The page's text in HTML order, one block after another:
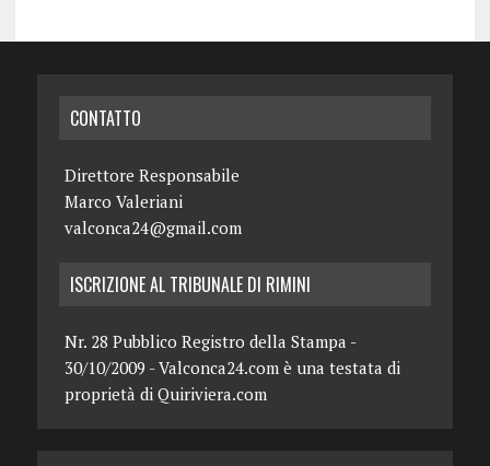
CONTATTO
Direttore Responsabile
Marco Valeriani
valconca24@gmail.com
ISCRIZIONE AL TRIBUNALE DI RIMINI
Nr. 28 Pubblico Registro della Stampa -
30/10/2009 - Valconca24.com è una testata di
proprietà di Quiriviera.com